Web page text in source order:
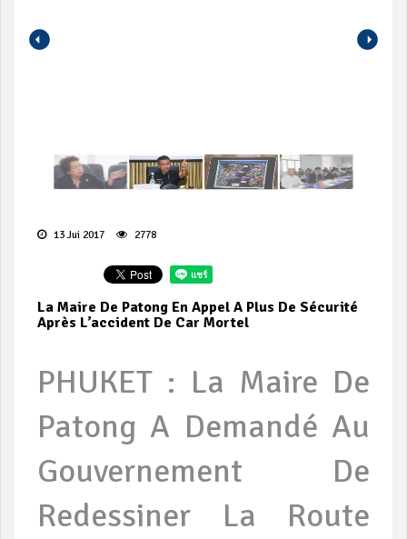
13 Jui 2017 2778
La Maire De Patong En Appel A Plus De Sécurité
Après L’accident De Car Mortel
PHUKET : La Maire De
Patong A Demandé Au
Gouvernement De
Redessiner La Route